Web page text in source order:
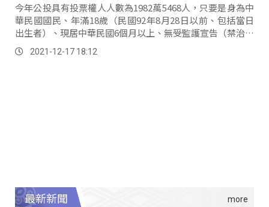
今年公投具有投票權人人數為1982萬5468人，只要是身為中
華民國國民、年滿18歲（民國92年8月28日以前、包括當日
出生者）、現居中華民國6個月以上、無受監護宣告（禁治產
宣告）尚未撤銷者，即可參與公民投票。
2021-12-17 18:12
最新新聞